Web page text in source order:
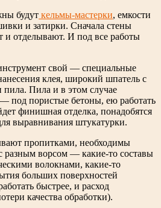
будут кельмы-мастерки, емкости
и затирки. Сначала стены
и отделывают. И под все работы
свой — специальные
клея, широкий шпатель с
Пила и в этом случае
под пористые бетоны, ею работать
финишная отделка, понадобятся
выравнивания штукатурки.
пропитками, необходимы
ворсом — какие-то составы
волокнами, какие-то
больших поверхностей
быстрее, и расход
качества обработки).